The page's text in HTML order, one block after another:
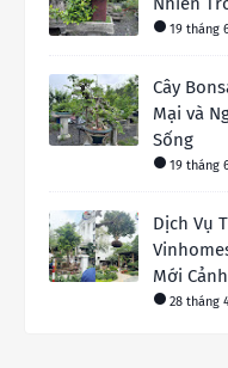
19 tháng
Cây
Mại và
Sống
19 tháng
Dịch Vụ
Mới
28 tháng